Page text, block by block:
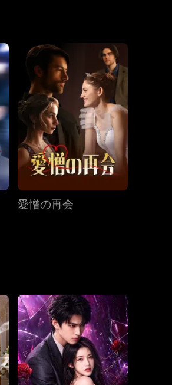
第23話 第24話
第26話 第27話
第28話 第29話
第34話 第35話 第36話
愛憎の再会